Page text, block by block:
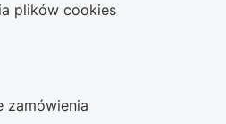
plików cookies
zamówienia